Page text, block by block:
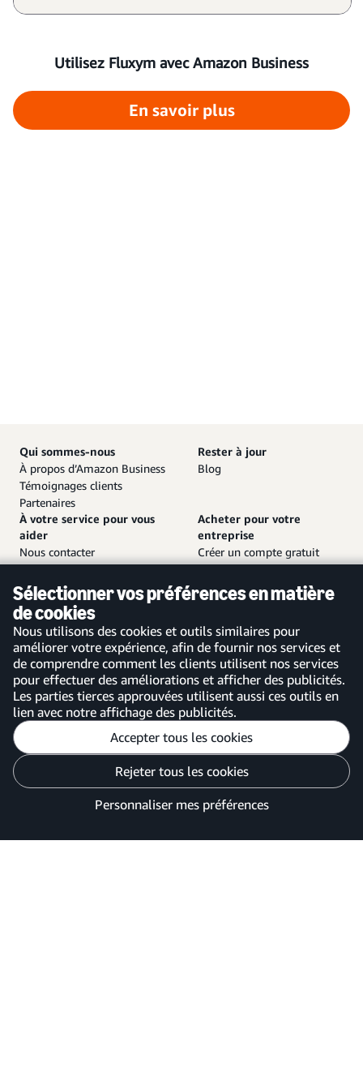
Utilisez Fluxym avec Amazon Business
En savoir plus
Sélectionner vos préférences en matière
de cookies
Nous utilisons des cookies et outils similaires pour
améliorer votre expérience, afin de fournir nos services et
de comprendre comment les clients utilisent nos services
pour effectuer des améliorations et afficher des publicités.
Les parties tierces approuvées utilisent aussi ces outils en
lien avec notre affichage des publicités.
Accepter tous les cookies
Rejeter tous les cookies
Personnaliser mes préférences
Qui sommes-nous
À propos d’Amazon Business
Témoignages clients
Partenaires
Rester à jour
Blog
À votre service pour vous
aider
Nous contacter
Service client et assistance
Plan de site
Acheter pour votre
entreprise
Créer un compte gratuit
Se connecter à votre compte
Application mobile Amazon
Business
France
Personnaliser mes préférences
Avis de confidentialité
Vos options de confidentialité des publicités